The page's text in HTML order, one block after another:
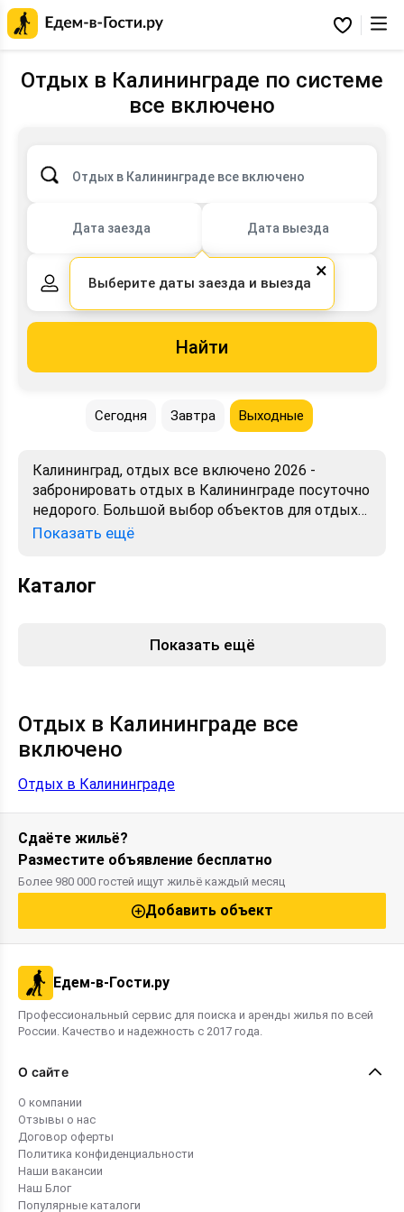
Избранное
Отдых в Калининграде по системе
все включено
Отдых в Калининграде все включено
Дата заезда Дата выезда
2 взрослых,0 детей
Найти
Сегодня Завтра Выходные
Калининград, отдых все включено 2026 -
забронировать отдых в Калининграде посуточно
недорого. Большой выбор объектов для отдыха.
Сравнивайте цены, читайте отзывы, смотрите
Показать ещё
Каталог
Показать ещё
Отдых в Калининграде все
включено
Отдых в Калининграде
Сдаёте жильё?
Разместите объявление бесплатно
Более 980 000 гостей ищут жильё каждый месяц
Добавить объект
Едем-в-Гости.ру
Профессиональный сервис для поиска и аренды жилья по всей
России. Качество и надежность с 2017 года.
О сайте
О компании
Отзывы о нас
Договор оферты
Политика конфиденциальности
Наши вакансии
Наш Блог
Популярные каталоги
×
Выберите даты заезда и выезда